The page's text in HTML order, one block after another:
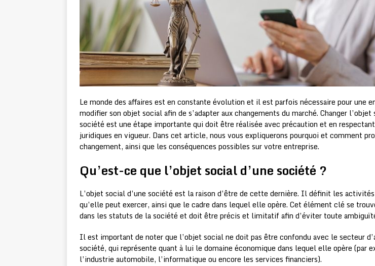
Le monde des affaires est en constante évolution et il est parfois nécessaire pour une
modifier son objet social afin de s’adapter aux changements du marché. Changer
société est une étape importante qui doit être réalisée avec précaution et en
juridiques en vigueur. Dans cet article, nous vous expliquerons pourquoi et comment
changement, ainsi que les conséquences possibles sur votre entreprise.
Qu’est-ce que l’objet social d’une société ?
L’objet social d’une société est la raison d’être de cette dernière. Il définit les
qu’elle peut exercer, ainsi que le cadre dans lequel elle opère. Cet élément clé se
dans les statuts de la société et doit être précis et limitatif afin d’éviter toute
Il est important de noter que l’objet social ne doit pas être confondu avec le secteur
société, qui représente quant à lui le domaine économique dans lequel elle opère (par
l’industrie automobile, l’informatique ou encore les services financiers).